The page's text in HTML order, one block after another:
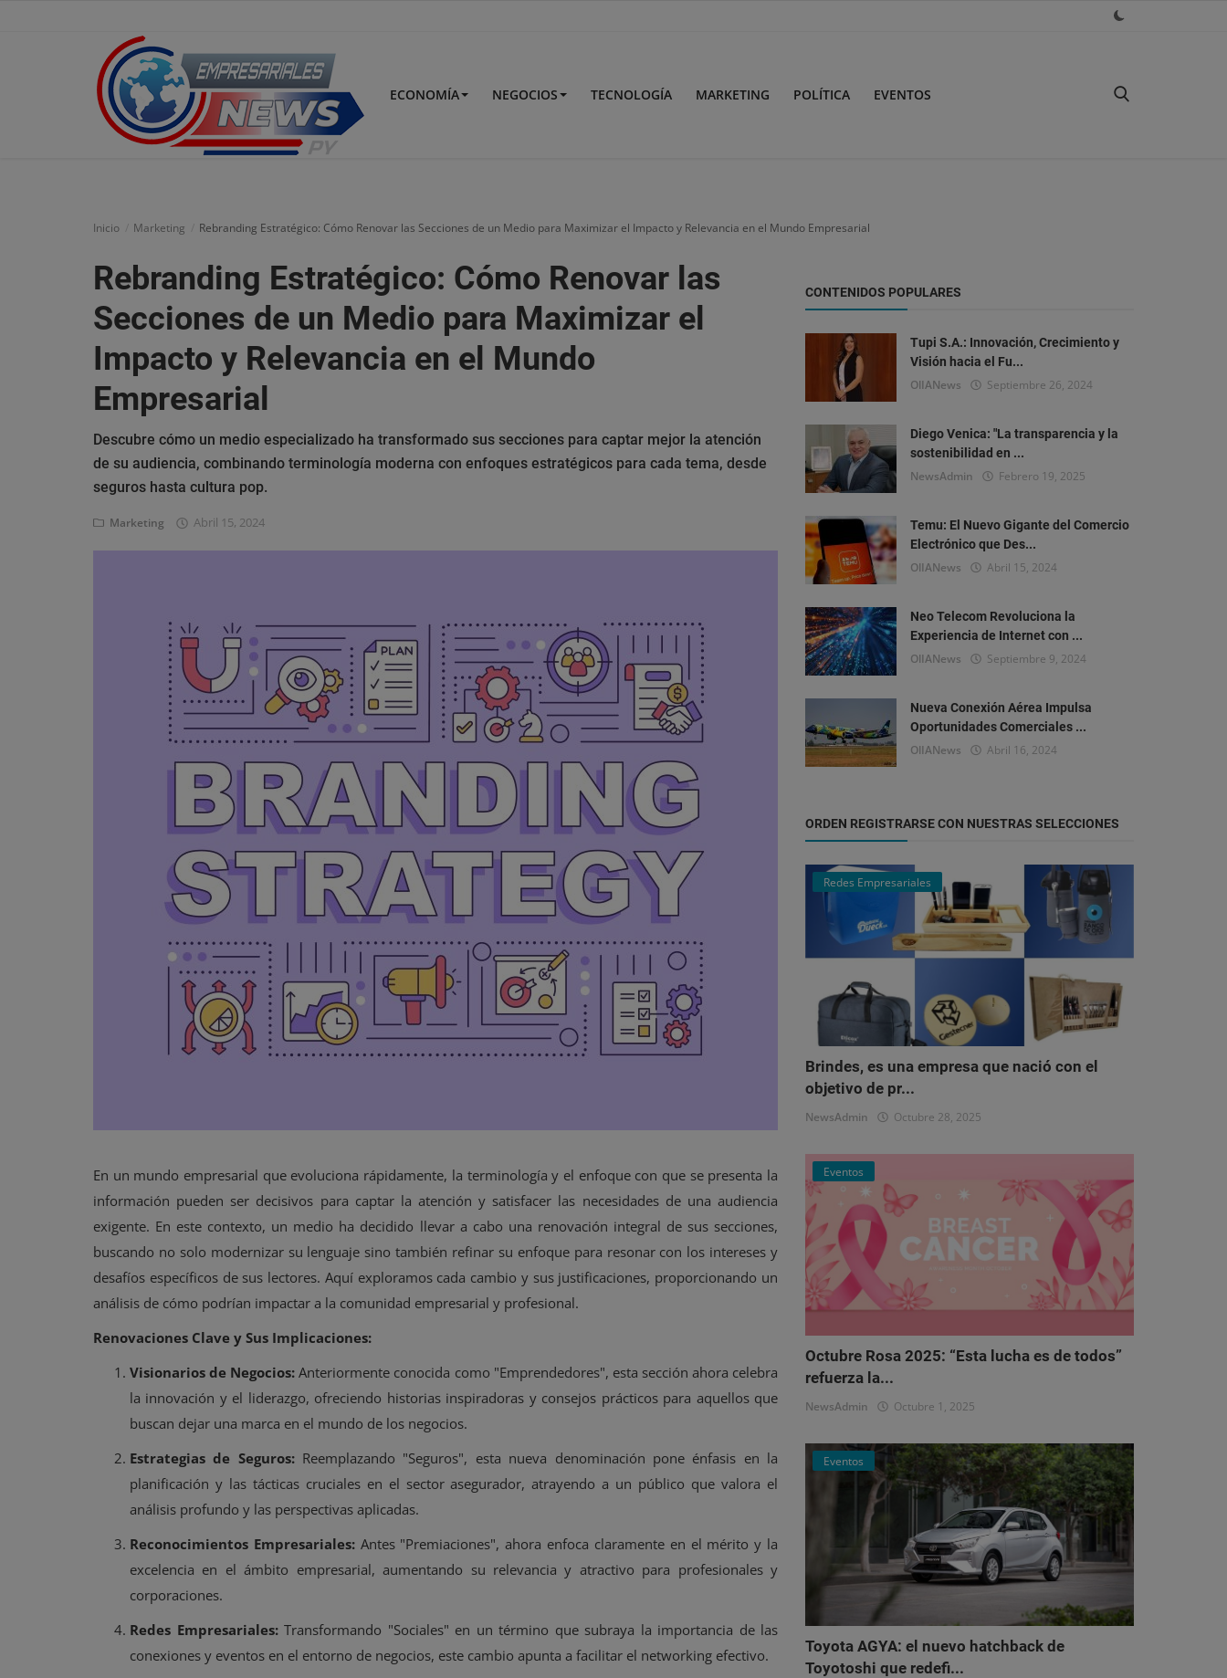
ECONOMÍA NEGOCIOS TECNOLOGÍA MARKETING POLÍTICA EVENTOS
Inicio Marketing Rebranding Estratégico: Cómo Renovar las Secciones de un Medio para Maximizar el Impacto y Relevancia en el Mundo Empresarial
Rebranding Estratégico: Cómo Renovar las
Secciones de un Medio para Maximizar el
Impacto y Relevancia en el Mundo
Empresarial
Descubre cómo un medio especializado ha transformado sus secciones para captar mejor la atención
de su audiencia, combinando terminología moderna con enfoques estratégicos para cada tema, desde
seguros hasta cultura pop.
Marketing Abril 15, 2024
En un mundo empresarial que evoluciona rápidamente, la terminología y el enfoque con que se presenta la
información pueden ser decisivos para captar la atención y satisfacer las necesidades de una audiencia
exigente. En este contexto, un medio ha decidido llevar a cabo una renovación integral de sus secciones,
buscando no solo modernizar su lenguaje sino también refinar su enfoque para resonar con los intereses y
desafíos específicos de sus lectores. Aquí exploramos cada cambio y sus justificaciones, proporcionando un
análisis de cómo podrían impactar a la comunidad empresarial y profesional.
Renovaciones Clave y Sus Implicaciones:
Visionarios de Negocios: Anteriormente conocida como "Emprendedores", esta sección ahora celebra
la innovación y el liderazgo, ofreciendo historias inspiradoras y consejos prácticos para aquellos que
buscan dejar una marca en el mundo de los negocios.
Estrategias de Seguros:Reemplazando "Seguros", esta nueva denominación pone énfasis en la
planificación y las tácticas cruciales en el sector asegurador, atrayendo a un público que valora el
análisis profundo y las perspectivas aplicadas.
Reconocimientos Empresariales:Antes "Premiaciones", ahora enfoca claramente en el mérito y la
excelencia en el ámbito empresarial, aumentando su relevancia y atractivo para profesionales y
corporaciones.
Redes Empresariales:Transformando "Sociales" en un término que subraya la importancia de las
conexiones y eventos en el entorno de negocios, este cambio apunta a facilitar el networking efectivo.
CONTENIDOS POPULARES
Tupi S.A.: Innovación, Crecimiento y
Visión hacia el Fu...
OlIANews Septiembre 26, 2024
Diego Venica: "La transparencia y la
sostenibilidad en ...
NewsAdmin Febrero 19, 2025
Temu: El Nuevo Gigante del Comercio
Electrónico que Des...
OlIANews Abril 15, 2024
Neo Telecom Revoluciona la
Experiencia de Internet con ...
OlIANews Septiembre 9, 2024
Nueva Conexión Aérea Impulsa
Oportunidades Comerciales ...
OlIANews Abril 16, 2024
ORDEN REGISTRARSE CON NUESTRAS SELECCIONES
Redes Empresariales
Brindes, es una empresa que nació con el
objetivo de pr...
NewsAdmin Octubre 28, 2025
Eventos
Octubre Rosa 2025: “Esta lucha es de todos”
refuerza la...
NewsAdmin Octubre 1, 2025
Eventos
Toyota AGYA: el nuevo hatchback de
Toyotoshi que redefi...